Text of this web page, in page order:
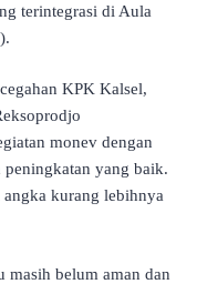
terintegrasi di Aula
KPK Kalsel,
monev dengan
yang baik.
angka kurang lebihnya
belum aman dan